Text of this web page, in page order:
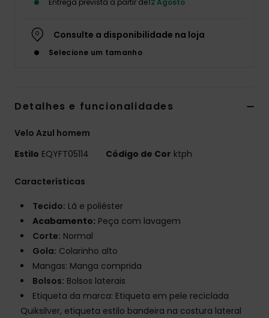
Entrega prevista a partir de12 Agosto
Consulte a disponibilidade na loja
Selecione um tamanho
Detalhes e funcionalidades
Velo Azul homem
Estilo EQYFT05114 Código de Cor ktph
Características
Tecido: Lã e poliéster
Acabamento: Peça com lavagem
Corte: Normal
Gola: Colarinho alto
Mangas: Manga comprida
Bolsos: Bolsos laterais
Etiqueta da marca: Etiqueta em pele reciclada
Quiksilver, etiqueta estilo bandeira na costura lateral